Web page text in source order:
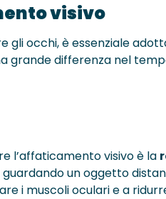
visivo
gli occhi, è essenziale
grande differenza nel
l’affaticamento visivo è la
guardando un oggetto
i muscoli oculari e a